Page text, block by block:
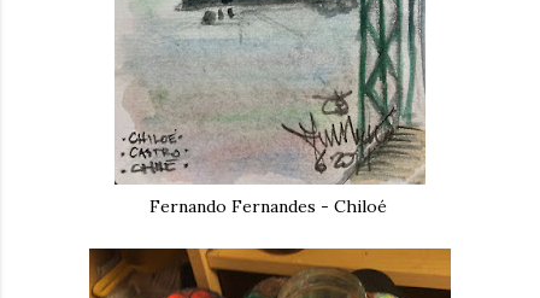
Fernando Fernandes - Chiloé